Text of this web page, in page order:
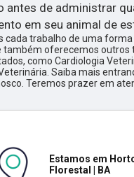
antes de administrar
em seu animal de
cada trabalho de uma forma
também oferecemos outros
como Cardiologia
Saiba mais
Teremos prazer em
Estamos em
Florestal | BA